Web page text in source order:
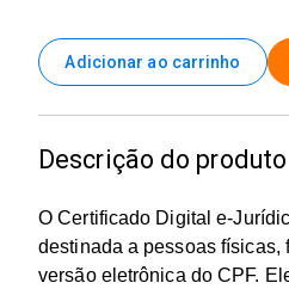
Adicionar ao carrinho
Descrição do produto
O Certificado Digital e-
destinada a pessoas físicas,
versão eletrônica do CPF.